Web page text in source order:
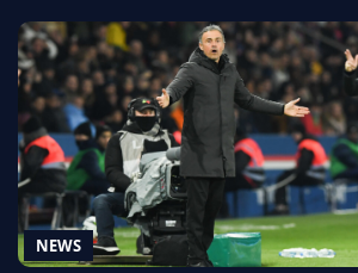
NEWS